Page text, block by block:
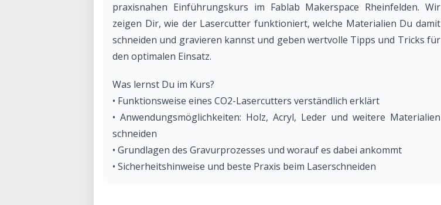
praxisnahen Einführungskurs im Fablab Makerspace Rheinfelden. Wir
zeigen Dir, wie der Lasercutter funktioniert, welche Materialien Du damit
schneiden und gravieren kannst und geben wertvolle Tipps und Tricks für
den optimalen Einsatz.
Was lernst Du im Kurs?
• Funktionsweise eines CO2-Lasercutters verständlich erklärt
• Anwendungsmöglichkeiten: Holz, Acryl, Leder und weitere Materialien
schneiden
• Grundlagen des Gravurprozesses und worauf es dabei ankommt
• Sicherheitshinweise und beste Praxis beim Laserschneiden